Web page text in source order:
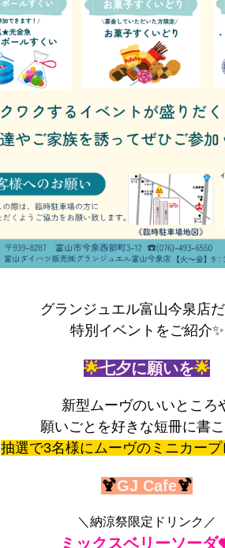
グランジュエル富山今泉店
特別イベントをご紹介✨
🌟七夕に願いを🌟
新型ムーヴのいいところ
願いごとを好きな短冊に書
抽選で3名様にムーヴのミニカー
🍹GJ Cafe🍹
＼納涼祭限定ドリンク／
ミックスベリーソーダ